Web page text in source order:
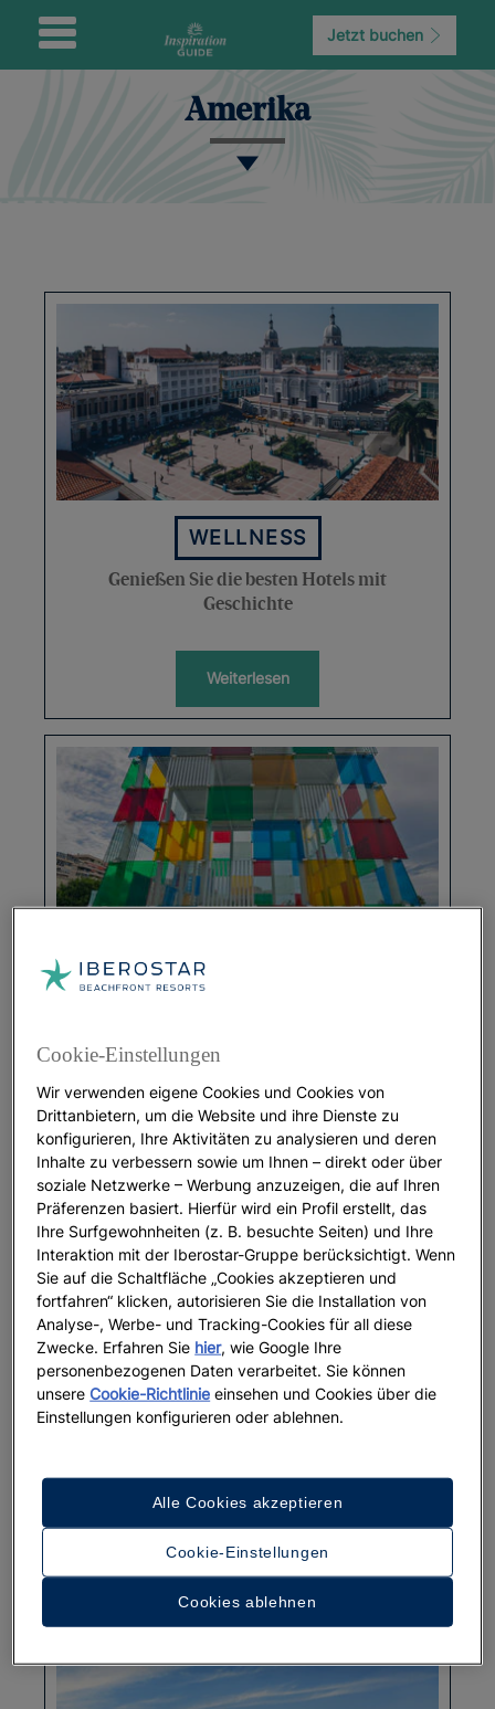
Jetzt buchen
Amerika
WELLNESS
Genießen Sie die besten Hotels mit
Geschichte
Weiterlesen
WELLNESS
Weiterlesen
LIFESTYLE
Weiterlesen
Cookie-Einstellungen
Wir verwenden eigene Cookies und Cookies von
Drittanbietern, um die Website und ihre Dienste zu
konfigurieren, Ihre Aktivitäten zu analysieren und deren
Inhalte zu verbessern sowie um Ihnen – direkt oder über
soziale Netzwerke – Werbung anzuzeigen, die auf Ihren
Präferenzen basiert. Hierfür wird ein Profil erstellt, das
Ihre Surfgewohnheiten (z. B. besuchte Seiten) und Ihre
Interaktion mit der Iberostar-Gruppe berücksichtigt. Wenn
Sie auf die Schaltfläche „Cookies akzeptieren und
fortfahren“ klicken, autorisieren Sie die Installation von
Analyse-, Werbe- und Tracking-Cookies für all diese
Zwecke. Erfahren Sie hier, wie Google Ihre
personenbezogenen Daten verarbeitet. Sie können
unsereCookie-Richtlinie einsehen und Cookies über die
Einstellungen konfigurieren oder ablehnen.
Cookie-Einstellungen
Cookies ablehnen
Alle Cookies akzeptieren